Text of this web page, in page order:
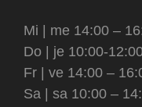
Mi | me 14:00 –
Do | je 10:00-
Fr | ve 14:00 –
Sa | sa 10:00 –